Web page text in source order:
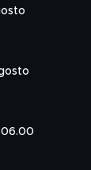
06.00